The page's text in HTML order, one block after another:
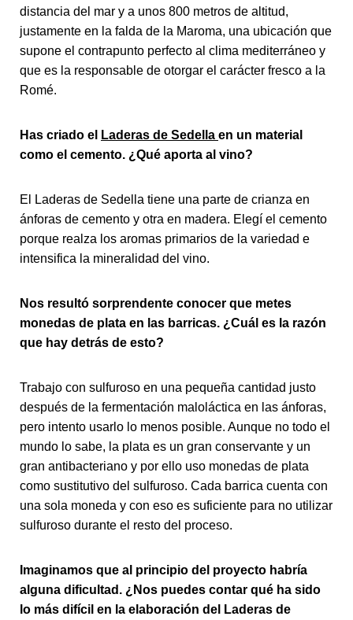
distancia del mar y a unos 800 metros de altitud,
justamente en la falda de la Maroma, una ubicación que
supone el contrapunto perfecto al clima mediterráneo y
que es la responsable de otorgar el carácter fresco a la
Romé.
Has criado el Laderas de Sedella en un material
como el cemento. ¿Qué aporta al vino?
El Laderas de Sedella tiene una parte de crianza en
ánforas de cemento y otra en madera. Elegí el cemento
porque realza los aromas primarios de la variedad e
intensifica la mineralidad del vino.
Nos resultó sorprendente conocer que metes
monedas de plata en las barricas. ¿Cuál es la razón
que hay detrás de esto?
Trabajo con sulfuroso en una pequeña cantidad justo
después de la fermentación maloláctica en las ánforas,
pero intento usarlo lo menos posible. Aunque no todo el
mundo lo sabe, la plata es un gran conservante y un
gran antibacteriano y por ello uso monedas de plata
como sustitutivo del sulfuroso. Cada barrica cuenta con
una sola moneda y con eso es suficiente para no utilizar
sulfuroso durante el resto del proceso.
Imaginamos que al principio del proyecto habría
alguna dificultad. ¿Nos puedes contar qué ha sido
lo más difícil en la elaboración del Laderas de